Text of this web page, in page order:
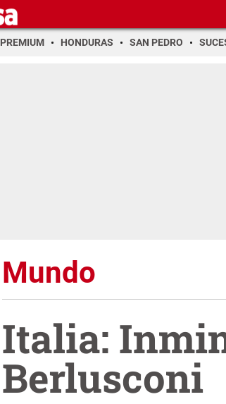
PREMIUM HONDURAS SAN PEDRO
Mundo
Italia:
Berlusconi